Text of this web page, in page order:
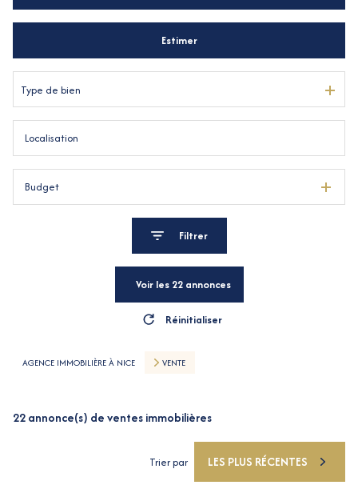
De l'immo pro
Estimer
Type de bien
Budget
Filtrer
Voir les 22annonces
Réinitialiser
AGENCE IMMOBILIÈRE À NICE VENTE
22annonce(s) de ventes immobilières
Trier par LES PLUS RÉCENTES